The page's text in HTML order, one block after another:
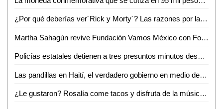
¿Por qué deberías ver´Rick y Morty´? Las razones por las que a todos les gusta esta serie
Martha Sahagún revive Fundación Vamos México con Foro altruista
Policías estatales detienen a tres presuntos minutos después de haber robado en una televisora
Las pandillas en Haití, el verdadero gobierno en medio de la inseguridad: NYT
¿Le gustaron? Rosalía come tacos y disfruta de la música del mariachi en la CdMx